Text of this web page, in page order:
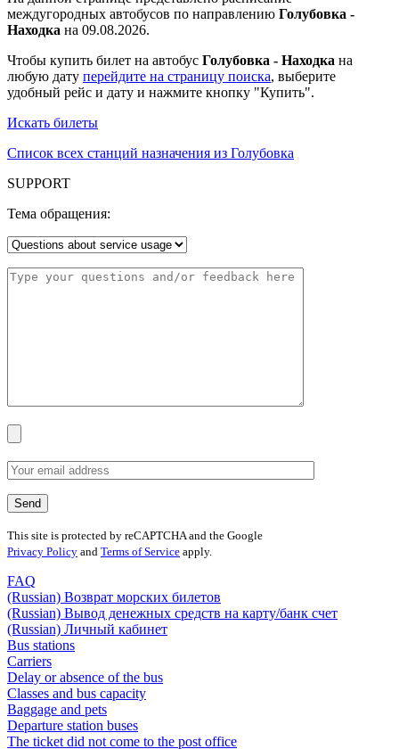
междугородных автобусов по направлению Голубовка -
Находка на 09.08.2026.
Чтобы купить билет на автобус Голубовка - Находка на
любую дату перейдите на страницу поиска, выберите
удобный рейс и дату и нажмите кнопку "Купить".
Искать билеты
Список всех станций назначения из Голубовка
SUPPORT
Тема обращения:
This site is protected by reCAPTCHA and the Google
Privacy Policy and Terms of Service apply.
FAQ
(Russian) Возврат морских билетов
(Russian) Вывод денежных средств на карту/банк счет
(Russian) Личный кабинет
Bus stations
Carriers
Delay or absence of the bus
Classes and bus capacity
Baggage and pets
Departure station buses
The ticket did not come to the post office